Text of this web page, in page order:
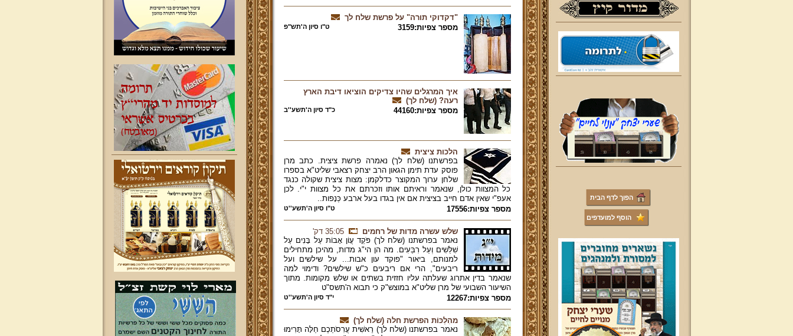
הפוך לדף הבית
הוסף למועדפים
"דקדוקי תורה" על פרשת שלח לך
מספר צפיות:3159
ט"ו סיון ה'תש"פ
איך המרגלים שהיו צדיקים הוציאו דיבת הארץ
רעה? (שלח לך)
מספר צפיות:44160
כ"ד סיון ה'תשע''ב
הלכות ציצית
בפרשתנו (שלח לך) נאמרה פרשת ציצית. כתב מרן
פוסק עדת תימן הגאון הרב יצחק רצאבי שליט"א בספרו
שלחן ערוך המקוצר כדלקמן: מצות ציצית שקולה כנגד
כל המצוות כולן, שנאמר וראיתם אותו וזכרתם את כל מצוות י"י. לכן
אעפ"י שאין אדם חייב בציצית אם אין בגדו בעל ארבע כְּנָפות..
מספר צפיות:17556
ט"ו סיון ה'תשע''ט
שלש עשרה מדות של רחמים
35:05 דק'
נאמר בפרשתנו (שלח לך) פֹּקֵד עֲו‍ֹן אָבוֹת עַל בָּנִים עַל
שִׁלֵּשִׁים וְעַל רִבֵּעִים. מה הן הי"ג מדות, מהיכן מתחילים
למנותם, ביאור "פוקד עון אבות... על שילשים ועל
ריבעים", הרי אם ריבעים כ"ש שילשים? ודימוי למה
שנאמר בדין אתרוג שעלתה עליו חזזית בשתים או שלש מקומות. מתוך
השיעור השבועי של מרן שליט"א במוצש"ק כי תבוא ה'תשס"ט
מספר צפיות:12267
י"ד סיון ה'תשע''ט
מהִלְכּוֹת הפרשת חלה (שלח לך)
נאמר בפרשתנו (שלח לך) רֵאשִׁית עֲרִסֹתֵכֶם חַלָּה תָּרִימוּ